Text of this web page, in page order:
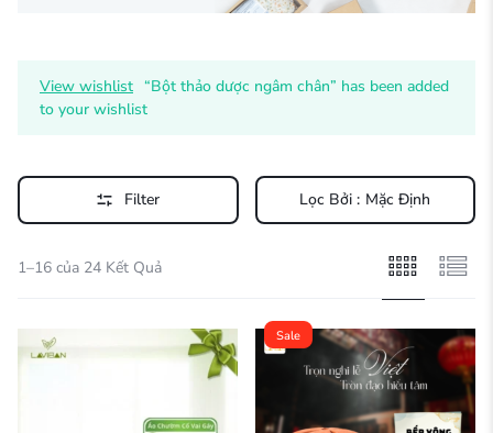
View wishlist “Bột thảo dược ngâm chân” has been added
to your wishlist
Filter Lọc Bởi : Mặc Định
1–16 của 24 Kết Quả
Sale